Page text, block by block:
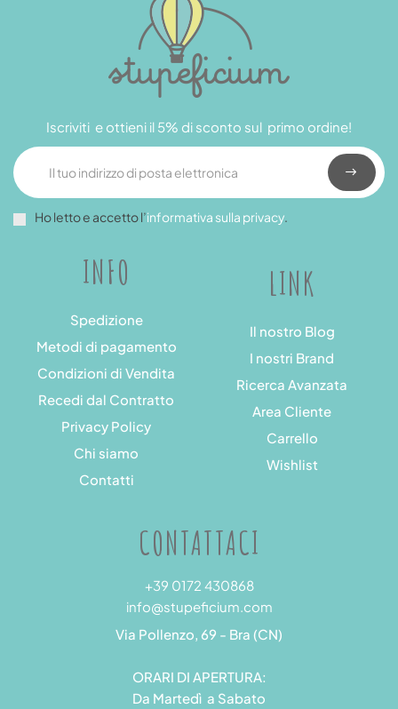
INFO
Spedizione
Metodi di pagamento
Condizioni di Vendita
Recedi dal Contratto
Privacy Policy
Chi siamo
Contatti
LINK
Il nostro Blog
I nostri Brand
Ricerca Avanzata
Area Cliente
Carrello
Wishlist
Iscriviti e ottieni il 5% di sconto sul primo ordine!
Ho letto e accetto l’informativa sulla privacy.
CONTATTACI
+39 0172 430868
info@stupeficium.com
Via Pollenzo, 69 - Bra (CN)
ORARI DI APERTURA:
Da Martedì a Sabato